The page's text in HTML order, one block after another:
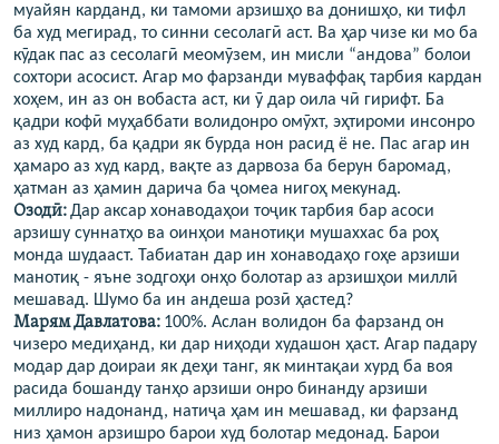
муайян карданд, ки тамоми арзишҳо ва донишҳо, ки тифл
ба худ мегирад, то синни сесолагӣ аст. Ва ҳар чизе ки мо ба
кӯдак пас аз сесолагӣ меомӯзем, ин мисли “андова” болои
сохтори асосист. Агар мо фарзанди муваффақ тарбия кардан
хоҳем, ин аз он вобаста аст, ки ӯ дар оила чӣ гирифт. Ба
қадри кофӣ муҳаббати волидонро омӯхт, эҳтироми инсонро
аз худ кард, ба қадри як бурда нон расид ё не. Пас агар ин
ҳамаро аз худ кард, вақте аз дарвоза ба берун баромад,
ҳатман аз ҳамин дарича ба ҷомеа нигоҳ мекунад.
Озодӣ:Дар аксар хонаводаҳои тоҷик тарбия бар асоси
арзишу суннатҳо ва оинҳои манотиқи мушаххас ба роҳ
монда шудааст. Табиатан дар ин хонаводаҳо гоҳе арзиши
манотиқ - яъне зодгоҳи онҳо болотар аз арзишҳои миллӣ
мешавад. Шумо ба ин андеша розӣ ҳастед?
Марям Давлатова: 100%. Аслан волидон ба фарзанд он
чизеро медиҳанд, ки дар ниҳоди худашон ҳаст. Агар падару
модар дар доираи як деҳи танг, як минтақаи хурд ба воя
расида бошанду танҳо арзиши онро бинанду арзиши
миллиро надонанд, натиҷа ҳам ин мешавад, ки фарзанд
низ ҳамон арзишро барои худ болотар медонад. Барои